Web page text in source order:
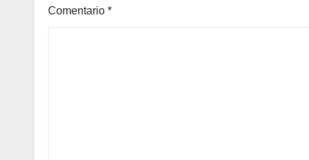
Comentario *